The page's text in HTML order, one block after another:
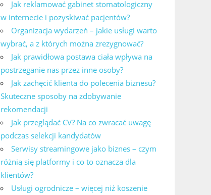
Jak reklamować gabinet stomatologiczny
w internecie i pozyskiwać pacjentów?
Organizacja wydarzeń – jakie usługi warto
wybrać, a z których można zrezygnować?
Jak prawidłowa postawa ciała wpływa na
postrzeganie nas przez inne osoby?
Jak zachęcić klienta do polecenia biznesu?
Skuteczne sposoby na zdobywanie
rekomendacji
Jak przeglądać CV? Na co zwracać uwagę
podczas selekcji kandydatów
Serwisy streamingowe jako biznes – czym
różnią się platformy i co to oznacza dla
klientów?
Usługi ogrodnicze – więcej niż koszenie